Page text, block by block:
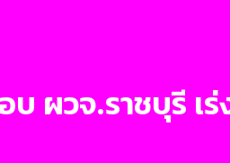
ผวจ.ราชบุรี เร่